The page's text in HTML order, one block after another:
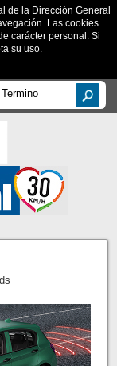
de la Dirección General
Las cookies
carácter personal. Si
su uso.